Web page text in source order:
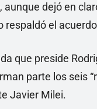
aunque dejó en
respaldó el
que preside
parte los seis
Javier Milei.